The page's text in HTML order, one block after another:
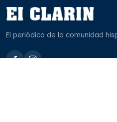
El periódico de la comunidad